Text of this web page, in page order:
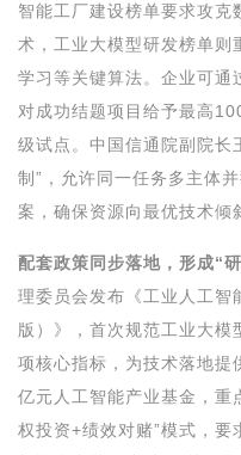
智能工厂建设榜单要求攻克
术，工业大模型研发榜单则
学习等关键算法。企业可通
对成功结题项目给予最高
级试点。中国信通院副院长
制”，允许同一任务多主体
案，确保资源向最优技术倾
配套政策同步落地，形成“
理委员会发布《工业人工
版）》，首次规范工业大
项核心指标，为技术落地
亿元人工智能产业基金，重
权投资+绩效对赌”模式，要